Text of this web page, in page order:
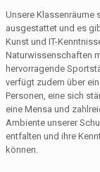
Unsere Klassenräume
ausgestattet und es
Kunst und IT-
Naturwissenschaften
hervorragende
verfügt zudem über
Personen, eine sich
eine Mensa und
Ambiente unserer
entfalten und ihre
können.